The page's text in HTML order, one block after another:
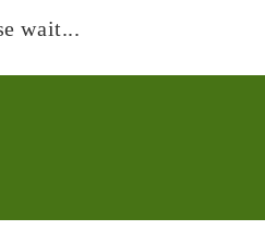
wait...